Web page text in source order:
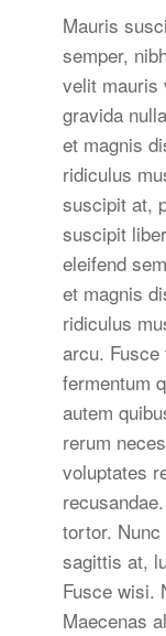
Mauris
semper,
velit mauris
gravida
et magnis
ridiculus
suscipit at,
suscipit
eleifend
et magnis
ridiculus
arcu.
fermentum
autem
rerum
voluptates
tortor.
sagittis at,
Fusce wisi.
Maecenas